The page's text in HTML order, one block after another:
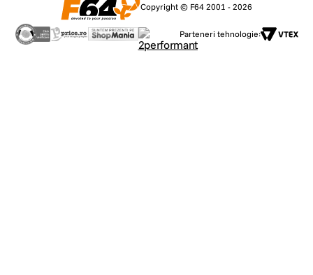
Copyright © F64 2001 - 2026
Parteneri tehnologie: